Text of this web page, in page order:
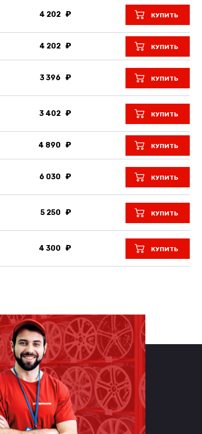
4 202 КУПИТЬ
4 202 КУПИТЬ
3 396 КУПИТЬ
3 402 КУПИТЬ
4 890 КУПИТЬ
6 030 КУПИТЬ
5 250 КУПИТЬ
4 300 КУПИТЬ